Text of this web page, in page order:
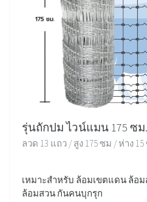
รุ่นถักปม ไวน์แมน 175 ซม.
ลวด 13 แถว / สูง 175 ซม / ห่าง
เหมาะสำหรับ ล้อมเขตแดน ล้อ
ล้อมสวน กันคนบุกรุก